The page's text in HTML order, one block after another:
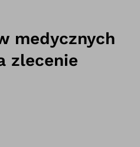
medycznych
zlecenie